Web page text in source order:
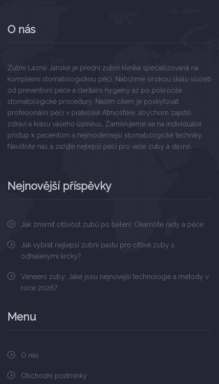
O nás
Zubní Lázně Janské je přední zubní klinika specializovaná na
komplexní stomatologickou péči. Nabízíme širokou škálu služeb
od preventivní péče a dentální hygieny až po pokročilé
stomatologické procedury. Naším cílem je poskytovat
profesionální péči v přátelské Atmosféře, abychom zajistili
zdraví a krásu vašeho úsměvu. Zaměřujeme se na individuální
přístup k pacientům a nejmodernější stomatologické techniky.
Navštivte nás a zažijte nejlepší péči pro vaše zuby a dásně.
Nejnovější příspěvky
Jak zmírnit citlivost zubů po bělení: Okamžité rady a péče
Jak vybrat nejlepší zubní pastu pro citlivé zuby s
odhalenými krčky?
Veneers zuby: Jaké jsou nejnovější technologie a metody v
roce 2026?
Menu
O nás
Obchodní podmínky